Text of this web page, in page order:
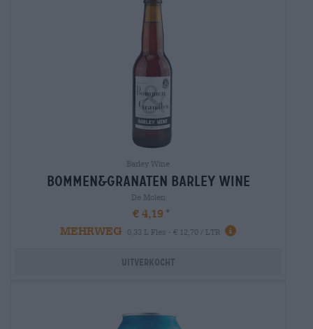
Barley Wine
bommen&granaten barley wine
De Molen
€ 4,19
MEHRWEG
0,33 L Fles - € 12,70 / LTR
Uitverkocht